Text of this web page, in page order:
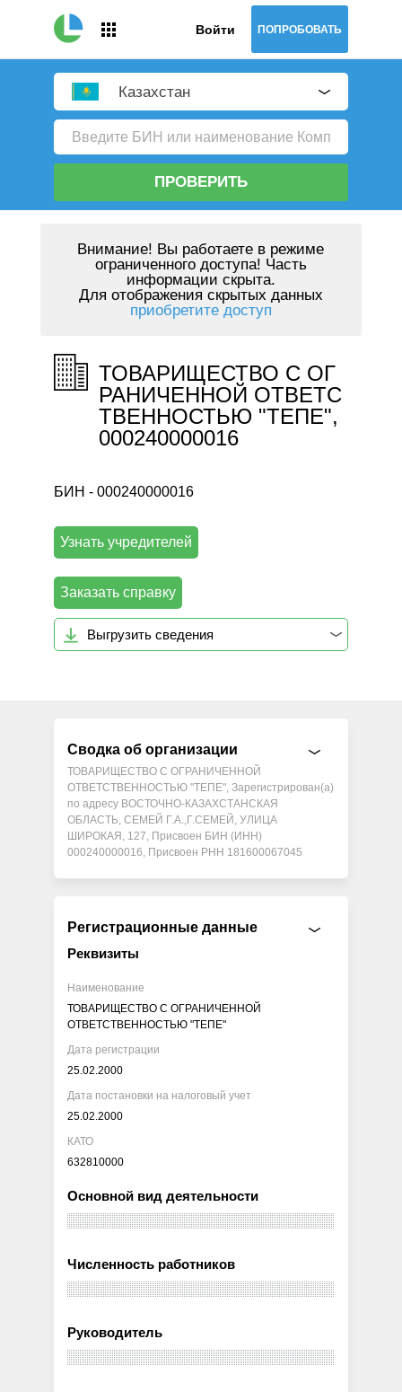
Войти ПОПРОБОВАТЬ
Казахстан
ПРОВЕРИТЬ
Внимание! Вы работаете в режиме
ограниченного доступа! Часть
информации скрыта.
Для отображения скрытых данных
приобретите доступ
ТОВАРИЩЕСТВО С ОГ
РАНИЧЕННОЙ ОТВЕТС
ТВЕННОСТЬЮ "ТЕПЕ",
000240000016
БИН - 000240000016
Узнать учредителей
Заказать справку
Выгрузить сведения
Сводка об организации
ТОВАРИЩЕСТВО С ОГРАНИЧЕННОЙ
ОТВЕТСТВЕННОСТЬЮ "ТЕПЕ", Зарегистрирован(а)
по адресу ВОСТОЧНО-КАЗАХСТАНСКАЯ
ОБЛАСТЬ, СЕМЕЙ Г.А.,Г.СЕМЕЙ, УЛИЦА
ШИРОКАЯ, 127, Присвоен БИН (ИНН)
000240000016, Присвоен РНН 181600067045
Регистрационные данные
Реквизиты
Наименование
ТОВАРИЩЕСТВО С ОГРАНИЧЕННОЙ
ОТВЕТСТВЕННОСТЬЮ "ТЕПЕ"
Дата регистрации
25.02.2000
Дата постановки на налоговый учет
25.02.2000
КАТО
632810000
Основной вид деятельности
Численность работников
Руководитель